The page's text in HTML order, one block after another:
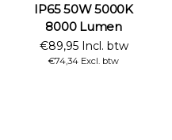
IP65 50W 5000K
8000 Lumen
€89,95 Incl. btw
€74,34 Excl. btw